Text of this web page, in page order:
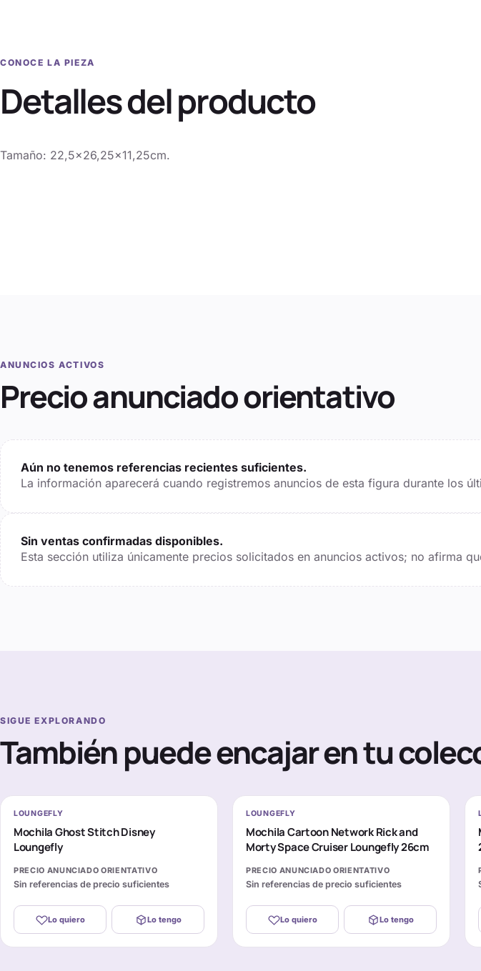
CONOCE LA PIEZA
Detalles del producto
Tamaño: 22,5×26,25×11,25cm.
ANUNCIOS ACTIVOS
Precio anunciado orientativo
Aún no tenemos referencias recientes suficientes.
La información aparecerá cuando registremos anuncios de esta figura durante los
Sin ventas confirmadas disponibles.
Esta sección utiliza únicamente precios solicitados en anuncios activos; no afirma
SIGUE EXPLORANDO
También puede encajar en tu
LOUNGEFLY
Mochila Ghost Stitch Disney
Loungefly
PRECIO ANUNCIADO ORIENTATIVO
Sin referencias de precio suficientes
Lo quiero Lo tengo
LOUNGEFLY
Mochila Cartoon Network Rick and
Morty Space Cruiser Loungefly 26cm
PRECIO ANUNCIADO ORIENTATIVO
Sin referencias de precio suficientes
Lo quiero Lo tengo